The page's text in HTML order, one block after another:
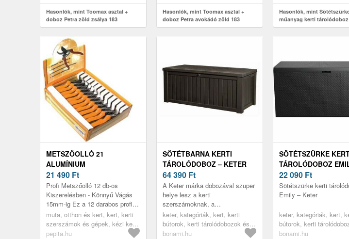
Hasonlók, mint Toomax asztal +
doboz Petra zöld zsálya 183
Hasonlók, mint Toomax asztal +
doboz Petra avokádó zöld 183
Hasonlók, mint
műanyag kerti
Keter
METSZŐOLLÓ 21
ALUMÍNIUM
KÍNÁLÓDOBOZOS
(12DB/DOBOZ)
21 490 Ft
Profi Metszőolló 12 db-os
Kiszerelésben - Könnyű Vágás
15mm-ig Ez a 12 darabos profi
metszőolló készlet ideális
kertészek, hobbi kertészek és
szake...
muta, otthon és kert, kert, kerti
szerszámok és gépek, kézi kerti
szerszámok, kerti szerszámok,
pepita.hu
SÖTÉTBARNA KERTI
TÁROLÓDOBOZ – KETER
64 390 Ft
A Keter márka dobozával szuper
helye lesz a kerti
szerszámoknak, a
locsolótömlőknek vagy akár a
kültéri bútoroknak is. Menedéket
nyújt mindannak, a...
keter, kategóriák, kert, kerti
bútorok, kerti tárolódobozok és
szekrények, kerti dobozok
bonami.hu
SÖTÉTSZÜRKE
TÁROLÓDOBOZ
KETER
22 090 Ft
Sötétszürke kerti
Emily – Keter
keter, kategóriák, kert,
bútorok, kerti
szekrények, kerti dobozok
bonami.hu